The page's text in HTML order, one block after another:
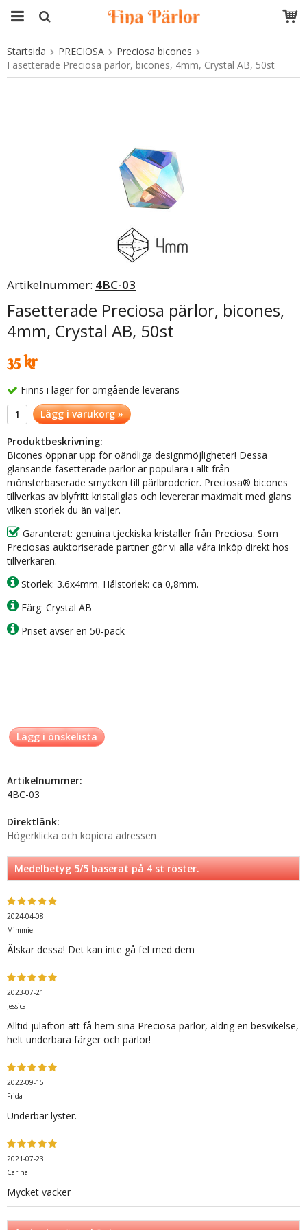
Produkten har blivit tillagd i varukorgen
Startsida PRECIOSA
Preciosa bicones
Fasetterade Preciosa pärlor, bicones, 4mm, Crystal AB, 50st
Artikelnummer: 4BC-03
Fasetterade Preciosa pärlor, bicones,
4mm, Crystal AB, 50st
35 kr
Finns i lager för omgående leverans
Lägg i varukorg »
Produktbeskrivning:
Bicones öppnar upp för oändliga designmöjligheter! Dessa
glänsande fasetterade pärlor är populära i allt från
mönsterbaserade smycken till pärlbroderier. Preciosa® bicones
tillverkas av blyfritt kristallglas och levererar maximalt med glans
vilken storlek du än väljer.
Garanterat: genuina tjeckiska kristaller från Preciosa. Som
Preciosas auktoriserade partner gör vi alla våra inköp direkt hos
tillverkaren.
Storlek: 3.6x4mm. Hålstorlek: ca 0,8mm.
Färg: Crystal AB
Priset avser en 50-pack
Lägg i önskelista
Artikelnummer:
4BC-03
Direktlänk:
Högerklicka och kopiera adressen
Medelbetyg5/5 baserat på4st röster.
2024-04-08
Mimmie
Älskar dessa! Det kan inte gå fel med dem
2023-07-21
Jessica
Alltid julafton att få hem sina Preciosa pärlor, aldrig en besvikelse,
helt underbara färger och pärlor!
2022-09-15
Frida
Underbar lyster.
2021-07-23
Carina
Mycket vacker